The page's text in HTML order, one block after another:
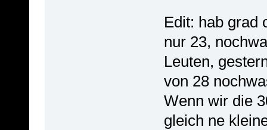
Edit: hab grad
nur 23,
Leuten,
von 28
Wenn wir die
gleich ne